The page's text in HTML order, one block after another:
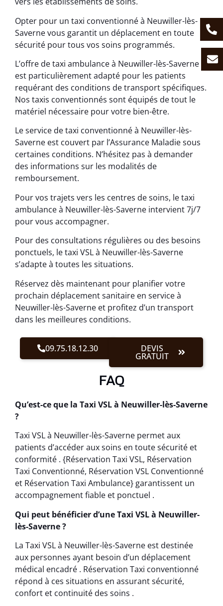
Opter pour un taxi conventionné à Neuwiller-lès-
Saverne vous garantit un déplacement en toute
sécurité pour tous vos soins programmés.
L’offre de taxi ambulance à Neuwiller-lès-Saverne
est particulièrement adapté pour les patients
requérant des conditions de transport spécifiques.
Nos taxis conventionnés sont équipés de tout le
matériel nécessaire pour votre bien-être.
Le service de taxi conventionné à Neuwiller-lès-
Saverne est couvert par l’Assurance Maladie sous
certaines conditions. N’hésitez pas à demander
des informations sur les modalités de
remboursement.
Pour vos trajets vers les centres de soins, le taxi
ambulance à Neuwiller-lès-Saverne intervient 7j/7
pour vous accompagner.
Pour des consultations régulières ou des besoins
ponctuels, le taxi VSL à Neuwiller-lès-Saverne
s’adapte à toutes les situations.
Réservez dès maintenant pour planifier votre
prochain déplacement sanitaire en service à
Neuwiller-lès-Saverne et profitez d’un transport
dans les meilleures conditions.
09.75.18.12.30 DEVIS
GRATUIT
FAQ
Qu’est-ce que la Taxi VSL à Neuwiller-lès-Saverne
?
Taxi VSL à Neuwiller-lès-Saverne permet aux
patients d’accéder aux soins en toute sécurité et
conformité . {Réservation Taxi VSL, Réservation
Taxi Conventionné, Réservation VSL Conventionné
et Réservation Taxi Ambulance} garantissent un
accompagnement fiable et ponctuel .
Qui peut bénéficier d’une Taxi VSL à Neuwiller-
lès-Saverne ?
La Taxi VSL à Neuwiller-lès-Saverne est destinée
aux personnes ayant besoin d’un déplacement
médical encadré . Réservation Taxi conventionné
répond à ces situations en assurant sécurité,
confort et continuité des soins .